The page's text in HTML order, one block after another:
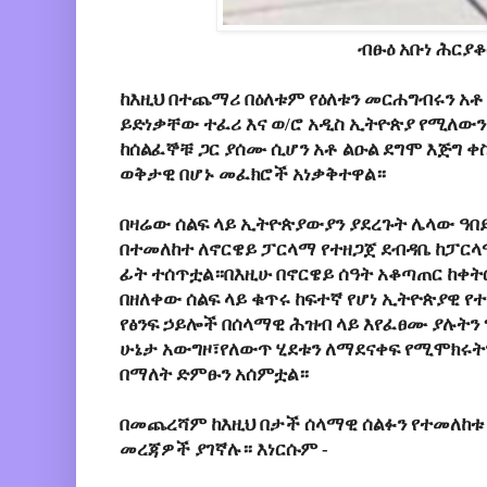
ብፁዕ አቡነ
ከእዚህ በተጨማሪ በዕለቱም የዕለቱን መርሐግብሩን
ይድነቃቸው ተፈሪ እና ወ/ሮ አዲስ ኢትዮጵያ
ከሰልፈኞቹ ጋር ያሰሙ ሲሆን አቶ ልዑል ደግሞ እጅግ
ወቅታዊ በሆኑ መፈክሮች አነቃቅተዋል።
በዛሬው ሰልፍ ላይ ኢትዮጵያውያን ያደረጉት ሌላው
በተመለከተ ለኖርዌይ ፓርላማ የተዘጋጀ ደብዳቤ
ፊት ተሰጥቷል።በእዚሁ በኖርዌይ ሰዓት አቆጣጠር ከቀትር
በዘለቀው ሰልፍ ላይ ቁጥሩ ከፍተኛ የሆነ ኢትዮጵያዊ
የፅንፍ ኃይሎች በሰላማዊ ሕዝብ ላይ እየፈፀሙ ያሉትን
ሁኔታ አውግዞ፣የለውጥ ሂደቱን ለማደናቀፍ
በማለት ድምፁን አሰምቷል።
በመጨረሻም ከእዚህ በታች ሰላማዊ ሰልፉን
መረጃዎች ያገኛሉ። እነርሱም -